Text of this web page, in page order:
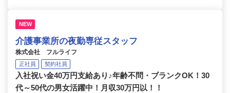
NEW
介護事業所の夜勤専従スタッフ
株式会社 フルライフ
正社員 契約社員
入社祝い金40万円支給あり♪年齢不問・ブランクOK！30
代～50代の男女活躍中！月収30万円以！！